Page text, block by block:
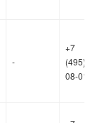
-
+7
08-01